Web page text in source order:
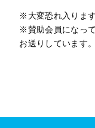
※大変恐れ入りま
※賛助会員になっ
お送りしています。